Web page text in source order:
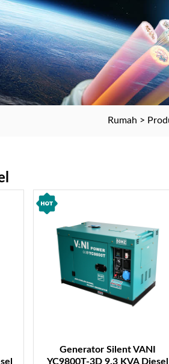
Rumah >
Generator Silent VANI
YC9800T-3D 9.3 KVA Diesel